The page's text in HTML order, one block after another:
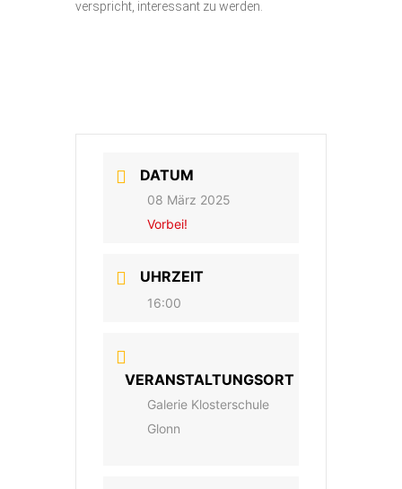
verspricht, interessant zu werden.
DATUM
08 März 2025
Vorbei!
UHRZEIT
16:00
VERANSTALTUNGSORT
Galerie Klosterschule
Glonn